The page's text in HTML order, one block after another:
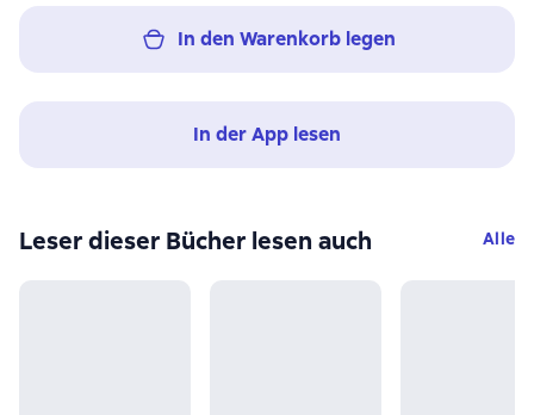
In den Warenkorb legen
In der App lesen
Leser dieser Bücher lesen auch Alle